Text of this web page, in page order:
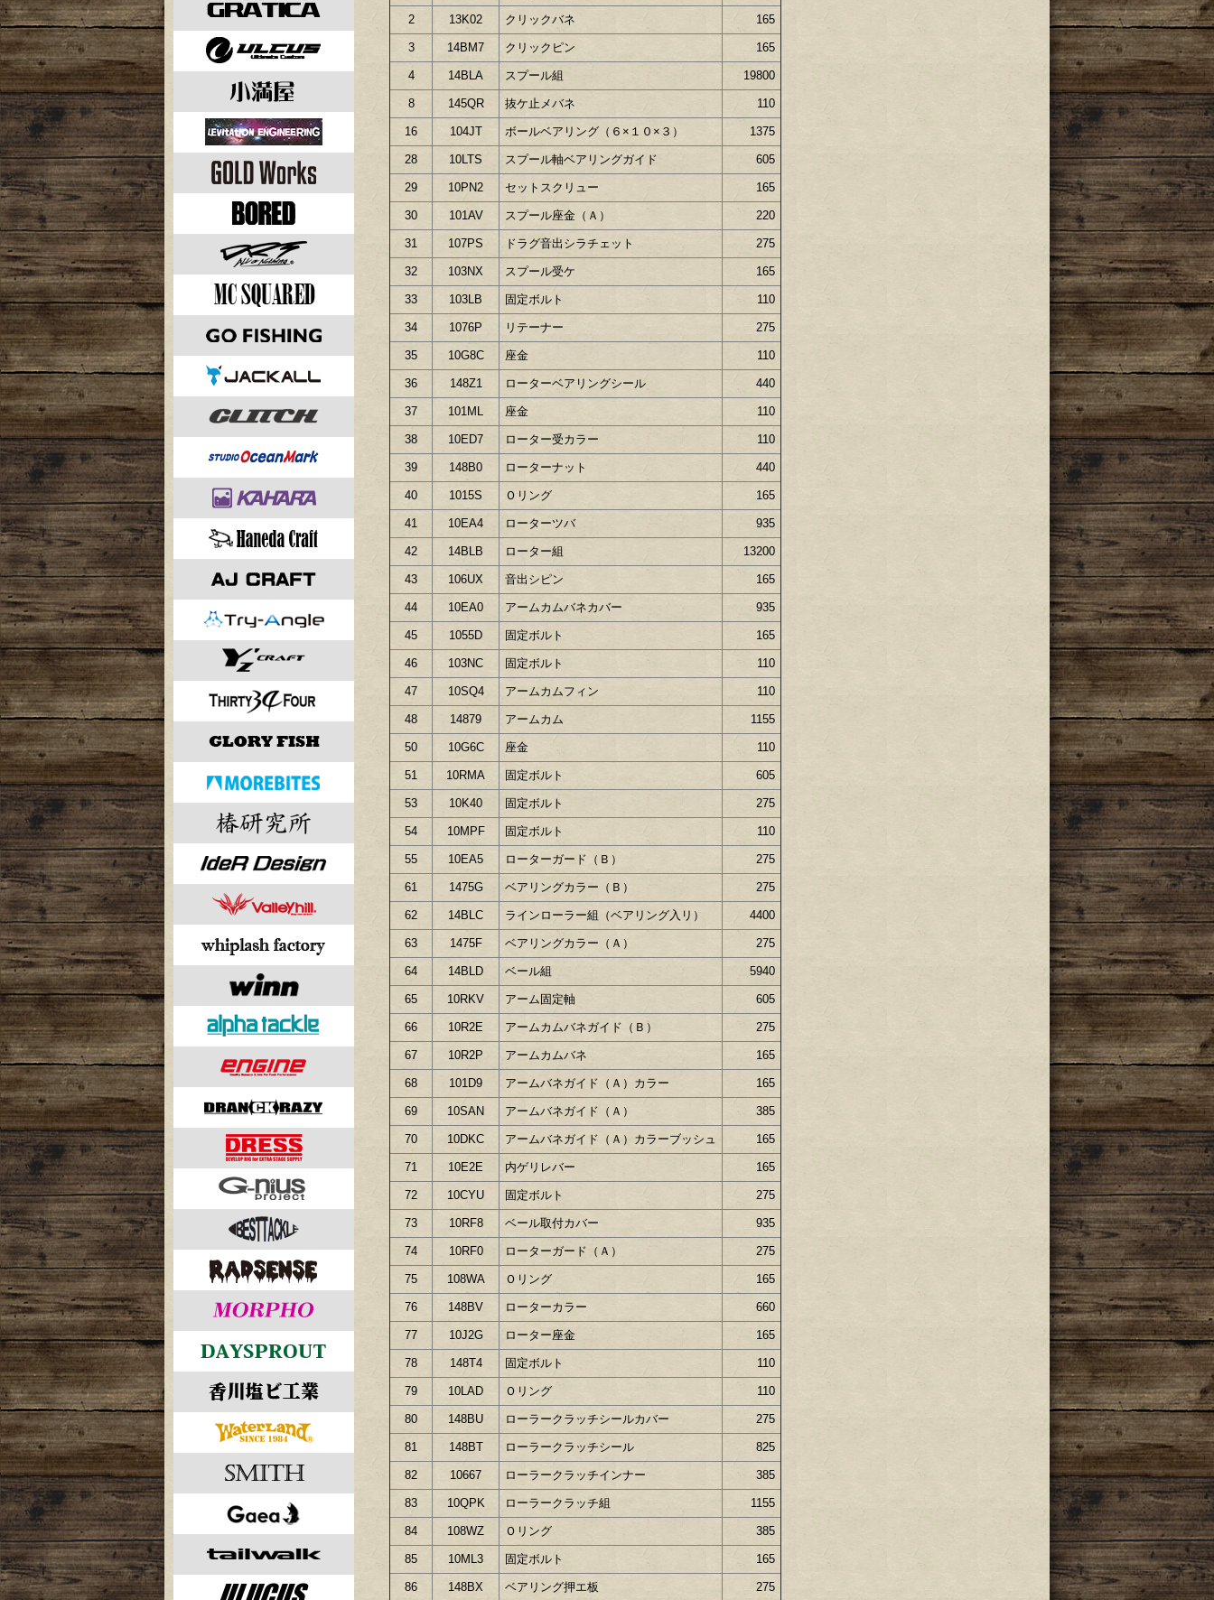
2 13K02 クリックバネ 165
3 14BM7 クリックピン 165
4 14BLA スプール組 19800
8 145QR 抜ケ止メバネ 110
16 104JT ボールベアリング（６×１０×３） 1375
28 10LTS スプール軸ベアリングガイド 605
29 10PN2 セットスクリュー 165
30 101AV スプール座金（Ａ） 220
31 107PS ドラグ音出シラチェット 275
32 103NX スプール受ケ 165
33 103LB 固定ボルト 110
34 1076P リテーナー 275
35 10G8C 座金 110
36 148Z1 ローターベアリングシール 440
37 101ML 座金 110
38 10ED7 ローター受カラー 110
39 148B0 ローターナット 440
40 1015S Ｏリング 165
41 10EA4 ローターツバ 935
42 14BLB ローター組 13200
43 106UX 音出シピン 165
44 10EA0 アームカムバネカバー 935
45 1055D 固定ボルト 165
46 103NC 固定ボルト 110
47 10SQ4 アームカムフィン 110
48 14879 アームカム 1155
50 10G6C 座金 110
51 10RMA 固定ボルト 605
53 10K40 固定ボルト 275
54 10MPF 固定ボルト 110
55 10EA5 ローターガード（Ｂ） 275
61 1475G ベアリングカラー（Ｂ） 275
62 14BLC ラインローラー組（ベアリング入リ） 4400
63 1475F ベアリングカラー（Ａ） 275
64 14BLD ベール組 5940
65 10RKV アーム固定軸 605
66 10R2E アームカムバネガイド（Ｂ） 275
67 10R2P アームカムバネ 165
68 101D9 アームバネガイド（Ａ）カラー 165
69 10SAN アームバネガイド（Ａ） 385
70 10DKC アームバネガイド（Ａ）カラーブッシュ 165
71 10E2E 内ゲリレバー 165
72 10CYU 固定ボルト 275
73 10RF8 ベール取付カバー 935
74 10RF0 ローターガード（Ａ） 275
75 108WA Ｏリング 165
76 148BV ローターカラー 660
77 10J2G ローター座金 165
78 148T4 固定ボルト 110
79 10LAD Ｏリング 110
80 148BU ローラークラッチシールカバー 275
81 148BT ローラークラッチシール 825
82 10667 ローラークラッチインナー 385
83 10QPK ローラークラッチ組 1155
84 108WZ Ｏリング 385
85 10ML3 固定ボルト 165
86 148BX ベアリング押エ板 275